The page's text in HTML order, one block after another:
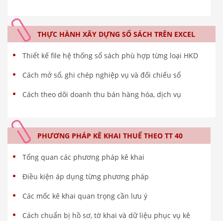
THỰC HÀNH XÂY DỰNG SỔ SÁCH TRÊN EXCEL
Thiết kế file hệ thống sổ sách phù hợp từng loại HKD
Cách mở sổ, ghi chép nghiệp vụ và đối chiếu sổ
Cách theo dõi doanh thu bán hàng hóa, dịch vụ
PHƯƠNG PHÁP KÊ KHAI THUẾ THEO TT 40
Tổng quan các phương pháp kê khai
Điều kiện áp dụng từng phương pháp
Các mốc kê khai quan trọng cần lưu ý
Cách chuẩn bị hồ sơ, tờ khai và dữ liệu phục vụ kê